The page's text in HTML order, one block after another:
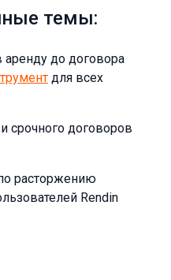
темы:
аренду до договора
для всех
срочного договоров
расторжению
Rendin